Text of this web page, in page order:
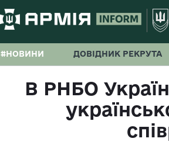
#НОВИНИ ДОВІДНИК РЕКРУТА
В РНБО